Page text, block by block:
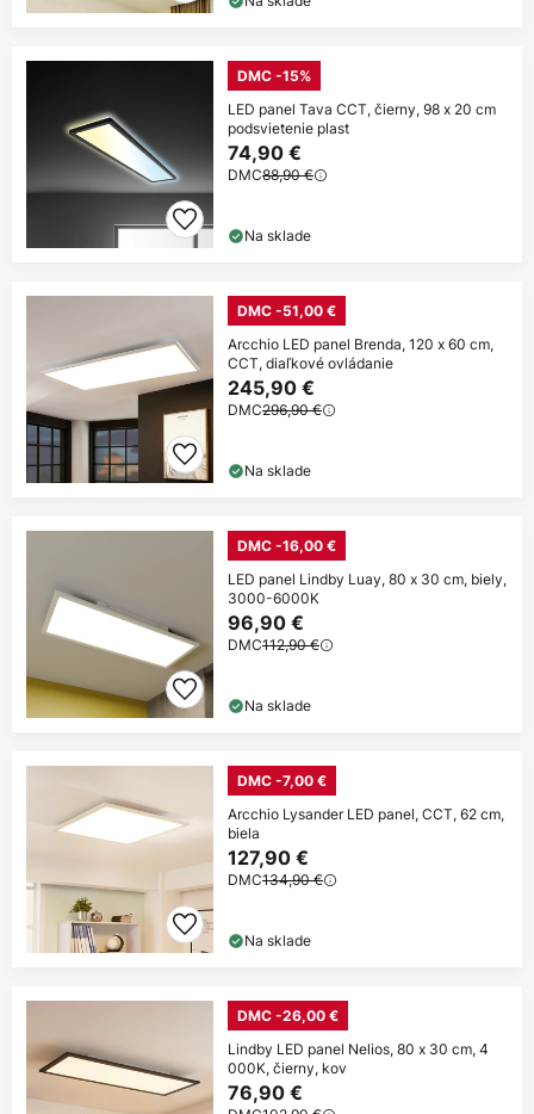
DMC -15%
LED panel Tava CCT, čierny, 98 x 20 cm
podsvietenie plast
74,90 €
DMC88,90 €
Na sklade
DMC -51,00 €
Arcchio LED panel Brenda, 120 x 60 cm,
CCT, diaľkové ovládanie
245,90 €
DMC296,90 €
Na sklade
DMC -16,00 €
LED panel Lindby Luay, 80 x 30 cm, biely,
3000-6000K
96,90 €
DMC112,90 €
Na sklade
DMC -7,00 €
Arcchio Lysander LED panel, CCT, 62 cm,
biela
127,90 €
DMC134,90 €
Na sklade
DMC -26,00 €
Lindby LED panel Nelios, 80 x 30 cm, 4
000K, čierny, kov
76,90 €